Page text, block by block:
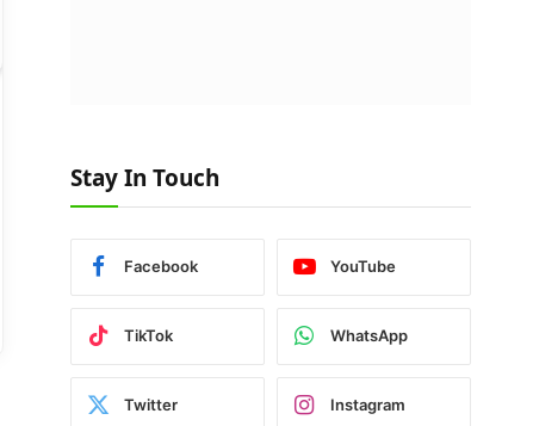
Stay In Touch
Facebook YouTube
TikTok WhatsApp
Twitter Instagram